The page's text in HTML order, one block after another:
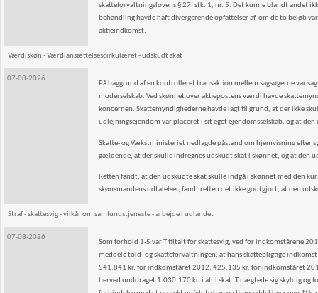
skatteforvaltningslovens § 27, stk. 1, nr. 5. Det kunne blandt andet
behandling havde haft divergerende opfattelser af, om de to beløb
aktieindkomst.
Værdiskøn - Værdiansættelsescirkulæret - udskudt skat
07-08-2026
På baggrund af en kontrolleret transaktion mellem sagsøgerne var
moderselskab. Ved skønnet over aktiepostens værdi havde
koncernen. Skattemyndighederne havde lagt til grund, at der ikke
udlejningsejendom var placeret i sit eget ejendomsselskab, og at
Skatte- og Vækstministeriet nedlagde påstand om hjemvisning efter
gældende, at der skulle indregnes udskudt skat i skønnet, og at den
Retten fandt, at den udskudte skat skulle indgå i skønnet med den
skønsmandens udtalelser, fandt retten det ikke godtgjort, at den
Straf - skattesvig - vilkår om samfundstjeneste - arbejde i udlandet
07-08-2026
Som forhold 1-5 var T tiltalt for skattesvig, ved for indkomstårene
meddele told- og skatteforvaltningen, at hans skattepligtige
541.841 kr. for indkomståret 2012, 425.135 kr. for indkomståret
herved unddraget 1.030.170 kr. i alt i skat. T nægtede sig skyldig og